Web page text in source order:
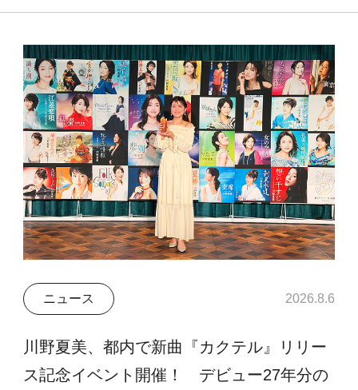
ニュース 2026.8.6
川野夏美、都内で新曲『カクテル』リリー
ス記念イベント開催！ デビュー27年分の